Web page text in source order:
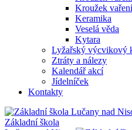
Kroužek
Keramika
Veselá věda
Kytara
Lyžařský výcvikový
Ztráty a nálezy
Kalendář akcí
Jídelníček
Kontakty
Základní škola